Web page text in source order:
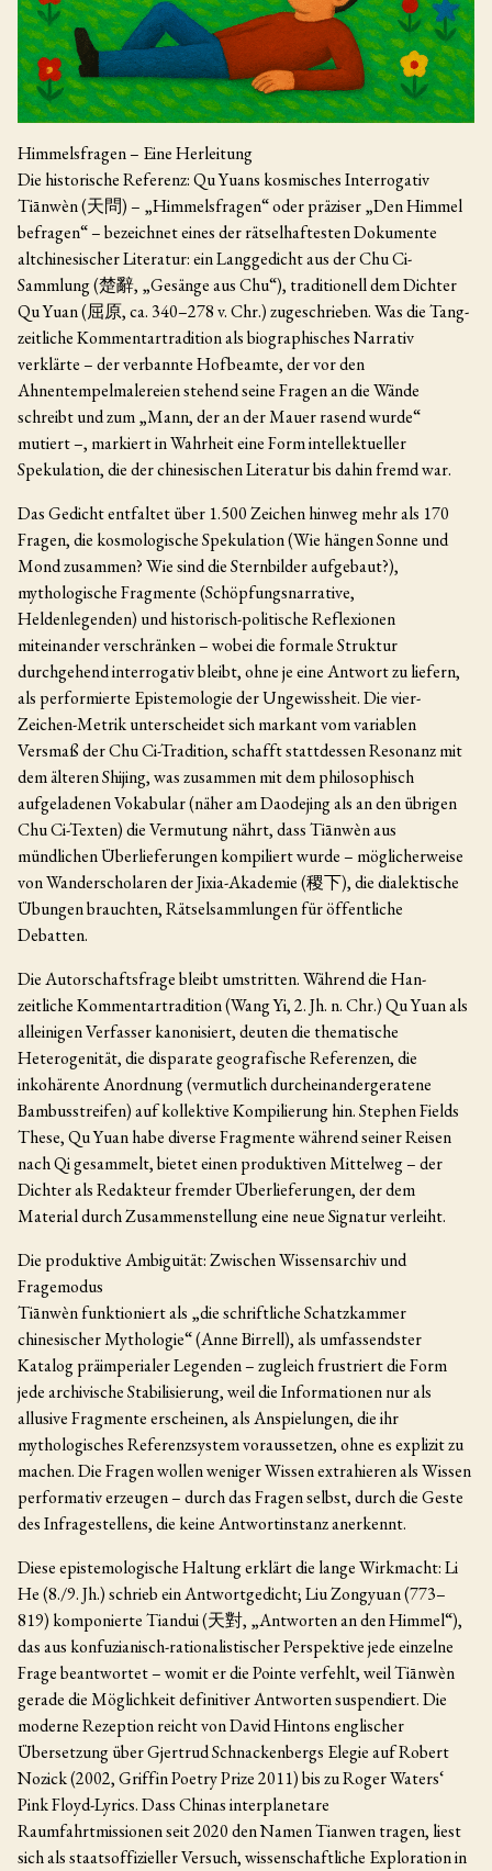
Himmelsfragen – Eine Herleitung
Die historische Referenz: Qu Yuans kosmisches Interrogativ
Tiānwèn (天問) – „Himmelsfragen“ oder präziser „Den Himmel
befragen“ – bezeichnet eines der rätselhaftesten Dokumente
altchinesischer Literatur: ein Langgedicht aus der Chu Ci-
Sammlung (楚辭, „Gesänge aus Chu“), traditionell dem Dichter
Qu Yuan (屈原, ca. 340–278 v. Chr.) zugeschrieben. Was die Tang-
zeitliche Kommentartradition als biographisches Narrativ
verklärte – der verbannte Hofbeamte, der vor den
Ahnentempelmalereien stehend seine Fragen an die Wände
schreibt und zum „Mann, der an der Mauer rasend wurde“
mutiert –, markiert in Wahrheit eine Form intellektueller
Spekulation, die der chinesischen Literatur bis dahin fremd war.
Das Gedicht entfaltet über 1.500 Zeichen hinweg mehr als 170
Fragen, die kosmologische Spekulation (Wie hängen Sonne und
Mond zusammen? Wie sind die Sternbilder aufgebaut?),
mythologische Fragmente (Schöpfungsnarrative,
Heldenlegenden) und historisch-politische Reflexionen
miteinander verschränken – wobei die formale Struktur
durchgehend interrogativ bleibt, ohne je eine Antwort zu liefern,
als performierte Epistemologie der Ungewissheit. Die vier-
Zeichen-Metrik unterscheidet sich markant vom variablen
Versmaß der Chu Ci-Tradition, schafft stattdessen Resonanz mit
dem älteren Shijing, was zusammen mit dem philosophisch
aufgeladenen Vokabular (näher am Daodejing als an den übrigen
Chu Ci-Texten) die Vermutung nährt, dass Tiānwèn aus
mündlichen Überlieferungen kompiliert wurde – möglicherweise
von Wanderscholaren der Jixia-Akademie (稷下), die dialektische
Übungen brauchten, Rätselsammlungen für öffentliche
Debatten.
Die Autorschaftsfrage bleibt umstritten. Während die Han-
zeitliche Kommentartradition (Wang Yi, 2. Jh. n. Chr.) Qu Yuan als
alleinigen Verfasser kanonisiert, deuten die thematische
Heterogenität, die disparate geografische Referenzen, die
inkohärente Anordnung (vermutlich durcheinandergeratene
Bambusstreifen) auf kollektive Kompilierung hin. Stephen Fields
These, Qu Yuan habe diverse Fragmente während seiner Reisen
nach Qi gesammelt, bietet einen produktiven Mittelweg – der
Dichter als Redakteur fremder Überlieferungen, der dem
Material durch Zusammenstellung eine neue Signatur verleiht.
Die produktive Ambiguität: Zwischen Wissensarchiv und
Fragemodus
Tiānwèn funktioniert als „die schriftliche Schatzkammer
chinesischer Mythologie“ (Anne Birrell), als umfassendster
Katalog präimperialer Legenden – zugleich frustriert die Form
jede archivische Stabilisierung, weil die Informationen nur als
allusive Fragmente erscheinen, als Anspielungen, die ihr
mythologisches Referenzsystem voraussetzen, ohne es explizit zu
machen. Die Fragen wollen weniger Wissen extrahieren als Wissen
performativ erzeugen – durch das Fragen selbst, durch die Geste
des Infragestellens, die keine Antwortinstanz anerkennt.
Diese epistemologische Haltung erklärt die lange Wirkmacht: Li
He (8./9. Jh.) schrieb ein Antwortgedicht; Liu Zongyuan (773–
819) komponierte Tiandui (天對, „Antworten an den Himmel“),
das aus konfuzianisch-rationalistischer Perspektive jede einzelne
Frage beantwortet – womit er die Pointe verfehlt, weil Tiānwèn
gerade die Möglichkeit definitiver Antworten suspendiert. Die
moderne Rezeption reicht von David Hintons englischer
Übersetzung über Gjertrud Schnackenbergs Elegie auf Robert
Nozick (2002, Griffin Poetry Prize 2011) bis zu Roger Waters‘
Pink Floyd-Lyrics. Dass Chinas interplanetare
Raumfahrtmissionen seit 2020 den Namen Tianwen tragen, liest
sich als staatsoffizieller Versuch, wissenschaftliche Exploration in